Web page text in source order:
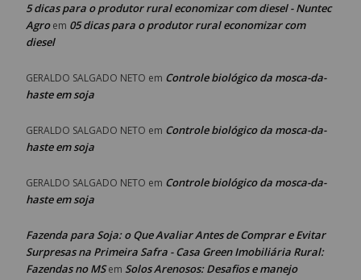
5 dicas para o produtor rural economizar com diesel - Nuntec
Agroem 05 dicas para o produtor rural economizar com
diesel
GERALDO SALGADO NETO em Controle biológico da mosca-da-
haste em soja
GERALDO SALGADO NETO em Controle biológico da mosca-da-
haste em soja
GERALDO SALGADO NETO em Controle biológico da mosca-da-
haste em soja
Fazenda para Soja: o Que Avaliar Antes de Comprar e Evitar
Surpresas na Primeira Safra - Casa Green Imobiliária Rural:
Fazendas no MSem Solos Arenosos: Desafios e manejo